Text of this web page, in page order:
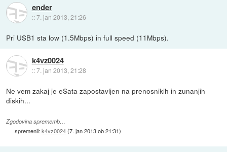
ender
::7. jan 2013, 21:26
Pri USB1 sta low (1.5Mbps) in full speed (11Mbps).
k4vz0024
::7. jan 2013, 21:28
Ne vem zakaj je eSata zapostavljen na prenosnikih in zunanjih
diskih...
Zgodovina sprememb…
spremenil:k4vz0024(7. jan 2013 ob 21:31)